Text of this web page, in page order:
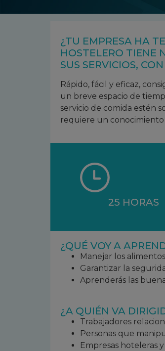
¿TU EMPRESA HA
HOSTELERO TIENE
SUS SERVICIOS,
Rápido, fácil y eficaz,
un breve espacio de
servicio de comida estén
requiere un conocimiento
25 HORAS
¿QUÉ VOY A
Manejar los
Garantizar la
Aprenderás las
¿A QUIÉN VA
Trabajadores
Personas que
Empresas hoteleras